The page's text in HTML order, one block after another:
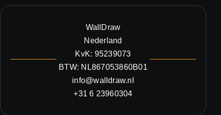
WallDraw
Nederland
KvK: 95239073
BTW: NL867053860B01
info@walldraw.nl
+31 6 23960304